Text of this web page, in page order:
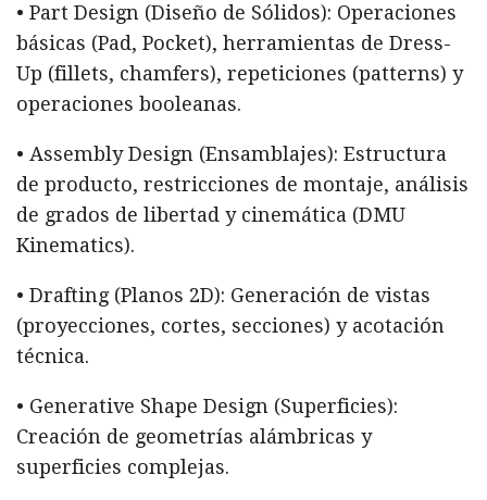
• Part Design (Diseño de Sólidos): Operaciones
básicas (Pad, Pocket), herramientas de Dress-
Up (fillets, chamfers), repeticiones (patterns) y
operaciones booleanas.
• Assembly Design (Ensamblajes): Estructura
de producto, restricciones de montaje, análisis
de grados de libertad y cinemática (DMU
Kinematics).
• Drafting (Planos 2D): Generación de vistas
(proyecciones, cortes, secciones) y acotación
técnica.
• Generative Shape Design (Superficies):
Creación de geometrías alámbricas y
superficies complejas.